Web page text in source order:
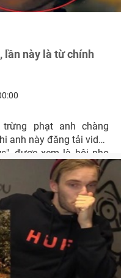
lần này là từ chính
phạt anh chàng
anh này đăng tải video
được xem là bôi nhọ